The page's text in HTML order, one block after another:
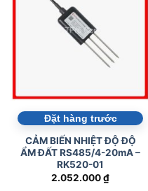
Đặt hàng trước
CẢM BIẾN NHIỆT ĐỘ ĐỘ
ẨM ĐẤT RS485/4-20mA –
RK520-01
2.052.000₫